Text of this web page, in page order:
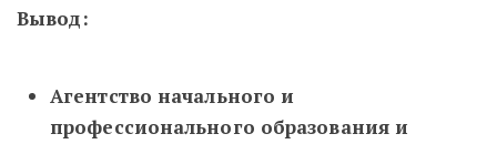
Вывод:
Агентство начального и
профессионального образования и